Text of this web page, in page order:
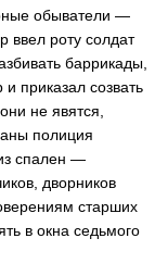
обыватели —
ввел роту солдат
баррикады,
приказал созвать
не явятся,
полиция
спален —
дворников
старших
в окна седьмого